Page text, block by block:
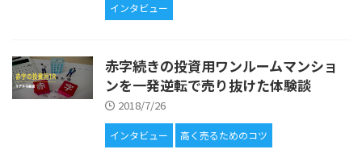
インタビュー
赤字続きの投資用ワンルームマンショ
ンを一発逆転で売り抜けた体験談
2018/7/26
インタビュー 高く売るためのコツ